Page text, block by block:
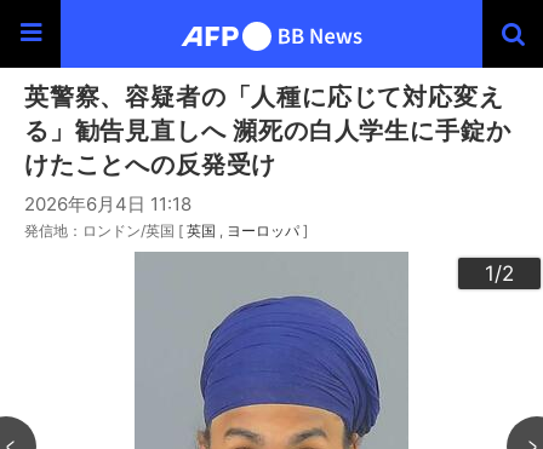
英警察、容疑者の「人種に応じて対応変え
る」勧告見直しへ 瀕死の白人学生に手錠か
けたことへの反発受け
2026年6月4日 11:18
発信地：ロンドン/英国 [ 英国 ヨーロッパ ]
1/2
2/2